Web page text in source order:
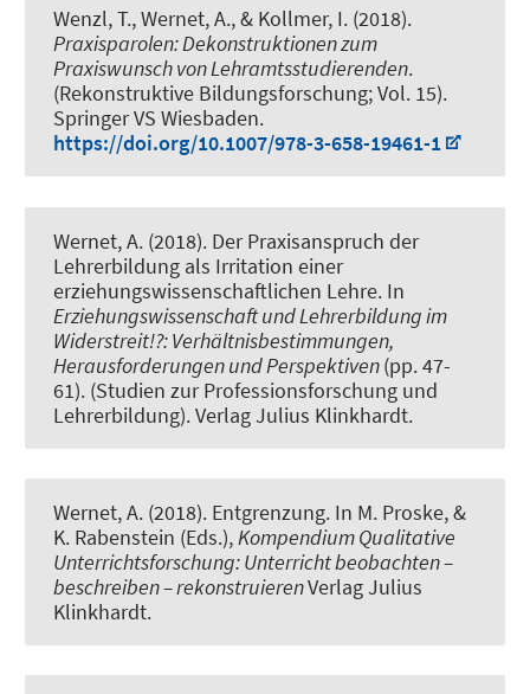
Wenzl, T., Wernet, A., & Kollmer, I. (2018).
Praxisparolen: Dekonstruktionen zum
Praxiswunsch von Lehramtsstudierenden.
(Rekonstruktive Bildungsforschung; Vol. 15).
Springer VS Wiesbaden.
https://doi.org/10.1007/978-3-658-19461-1
Wernet, A. (2018). Der Praxisanspruch der
Lehrerbildung als Irritation einer
erziehungswissenschaftlichen Lehre. In
Erziehungswissenschaft und Lehrerbildung im
Widerstreit!?: Verhältnisbestimmungen,
Herausforderungen und Perspektiven(pp. 47-
61). (Studien zur Professionsforschung und
Lehrerbildung). Verlag Julius Klinkhardt.
Wernet, A. (2018). Entgrenzung. In M. Proske, &
K. Rabenstein (Eds.),Kompendium Qualitative
Unterrichtsforschung: Unterricht beobachten –
beschreiben – rekonstruierenVerlag Julius
Klinkhardt.